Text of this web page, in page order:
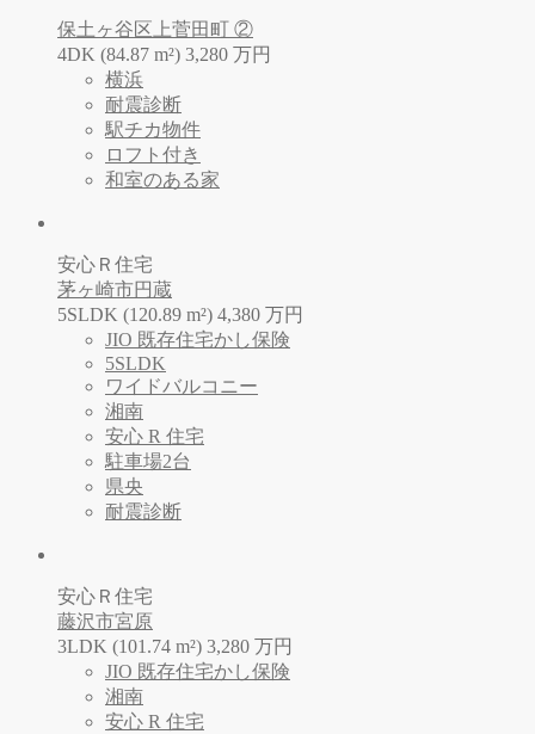
保土ヶ谷区上菅田町 ②
4DK (84.87 m²) 3,280 万円
横浜
耐震診断
駅チカ物件
ロフト付き
和室のある家
安心Ｒ住宅
茅ヶ崎市円蔵
5SLDK (120.89 m²) 4,380 万円
JIO 既存住宅かし保険
5SLDK
ワイドバルコニー
湘南
安心 R 住宅
駐車場2台
県央
耐震診断
安心Ｒ住宅
藤沢市宮原
3LDK (101.74 m²) 3,280 万円
JIO 既存住宅かし保険
湘南
安心 R 住宅